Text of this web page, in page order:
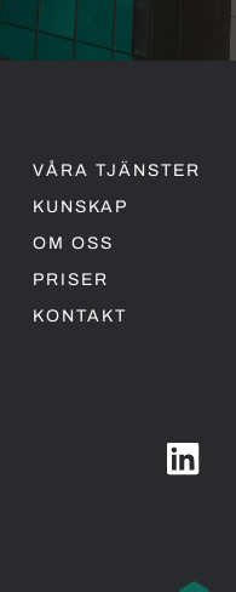
VÅRA TJÄNSTER
KUNSKAP
OM OSS
PRISER
KONTAKT